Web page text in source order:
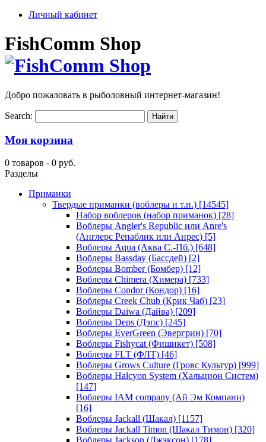
Личный кабинет
FishComm Shop
Добро пожаловать в рыболовный интернет-магазин!
Search:
Моя корзина
0 товаров - 0 руб.
Разделы
Приманки
Твердые приманки (воблеры и т.п.) [14545]
Набор воблеров (набор приманок) [28]
Воблеры Angler's Republic или Anre's
(Англерс Репаблик или Анрес) [5]
Воблеры Aqua (Аква С.-Пб.) [648]
Воблеры Bassday (Бассдей) [2]
Воблеры Bomber (Бомбер) [12]
Воблеры Chimera (Химера) [733]
Воблеры Condor (Кондор) [16]
Воблеры Creek Chub (Крик Чаб) [23]
Воблеры Daiwa (Дайва) [209]
Воблеры Deps (Дэпс) [245]
Воблеры EverGreen (Эвергрин) [70]
Воблеры Fishycat (Фишикет) [508]
Воблеры FLT (ФЛТ) [46]
Воблеры Grows Culture (Гровс Культур) [999]
Воблеры Halcyon System (Хальцион Систем)
[147]
Воблеры IAM company (Ай Эм Компани)
[16]
Воблеры Jackall (Шакал) [1157]
Воблеры Jackall Timon (Шакал Тимон) [320]